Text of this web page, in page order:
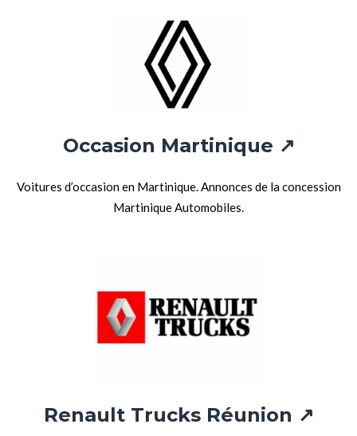
Occasion Martinique ↗
Voitures d’occasion en Martinique. Annonces de la concession
Martinique Automobiles.
Renault Trucks Réunion ↗